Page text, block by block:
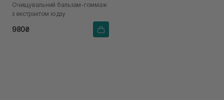
50 мл
Очищувальний бальзам-гоммаж
з екстрактом юдзу
980₴